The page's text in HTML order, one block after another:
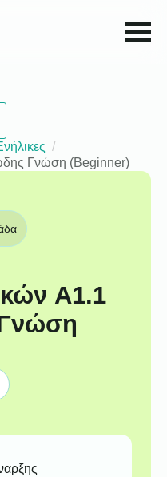
Γνώση (Beginner)
A1.1